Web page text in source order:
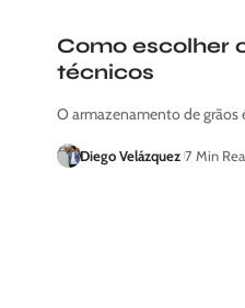
Como escolher
técnicos
O armazenamento de grãos
Diego Velázquez 7 Min